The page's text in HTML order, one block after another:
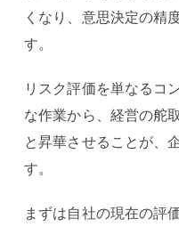
くなり、意思決定の精
す。
リスク評価を単なるコ
な作業から、経営の舵
と昇華させることが、
す。
まずは自社の現在の評